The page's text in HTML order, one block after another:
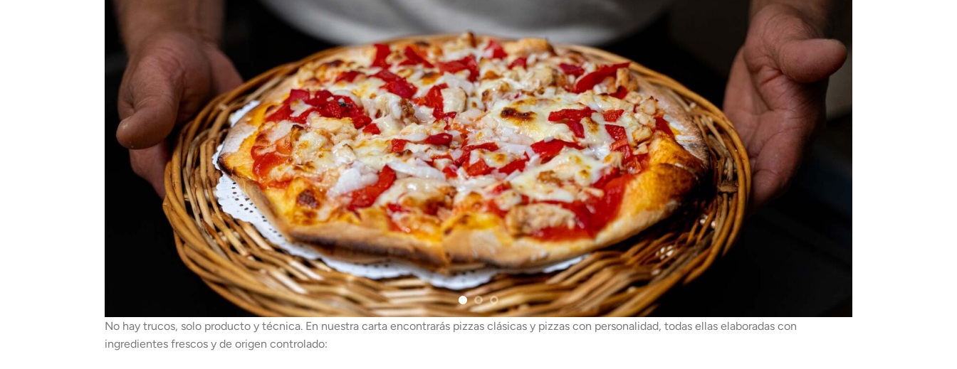
No hay trucos, solo producto y técnica. En nuestra carta encontrarás pizzas clásicas y pizzas con personalidad, todas ellas elaboradas con
ingredientes frescos y de origen controlado: